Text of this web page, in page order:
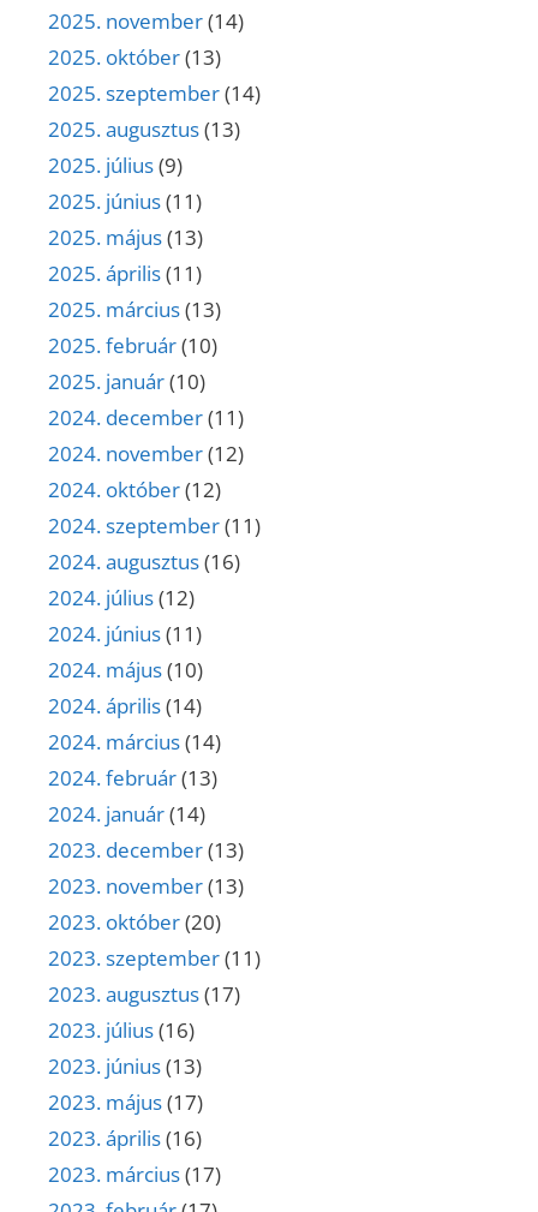
2025. november(14)
2025. október(13)
2025. szeptember(14)
2025. augusztus(13)
2025. július(9)
2025. június(11)
2025. május(13)
2025. április(11)
2025. március(13)
2025. február(10)
2025. január(10)
2024. december(11)
2024. november(12)
2024. október(12)
2024. szeptember(11)
2024. augusztus(16)
2024. július(12)
2024. június(11)
2024. május(10)
2024. április(14)
2024. március(14)
2024. február(13)
2024. január(14)
2023. december(13)
2023. november(13)
2023. október(20)
2023. szeptember(11)
2023. augusztus(17)
2023. július(16)
2023. június(13)
2023. május(17)
2023. április(16)
2023. március(17)